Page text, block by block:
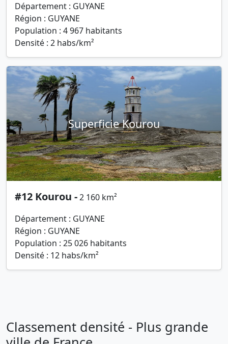
Département : GUYANE
Région : GUYANE
Population : 4 967 habitants
Densité : 2 habs/km²
Superficie Kourou
#12 Kourou -2 160 km²
Département : GUYANE
Région : GUYANE
Population : 25 026 habitants
Densité : 12 habs/km²
Classement densité - Plus grande